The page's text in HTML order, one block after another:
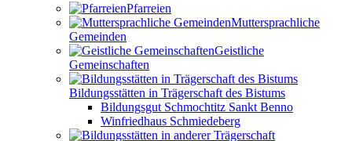
Pfarreien
Muttersprachliche
Gemeinden
Geistliche
Gemeinschaften
Bildungsstätten in Trägerschaft des Bistums
Bildungsgut Schmochtitz Sankt Benno
Winfriedhaus Schmiedeberg